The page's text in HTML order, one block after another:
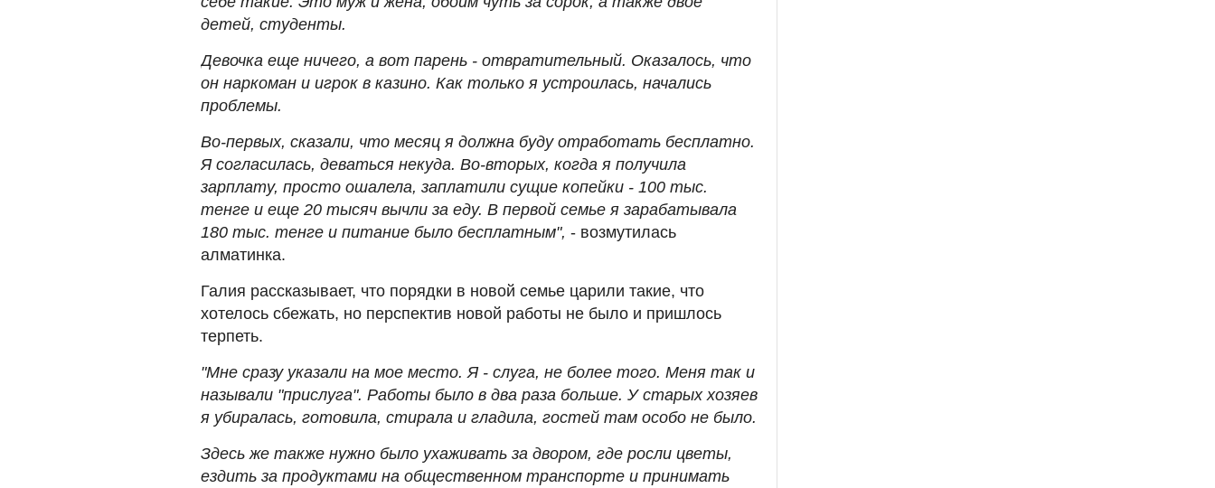
детей, студенты.
Девочка еще ничего, а вот парень - отвратительный. Оказалось, что
он наркоман и игрок в казино. Как только я устроилась, начались
проблемы.
Во-первых, сказали, что месяц я должна буду отработать бесплатно.
Я согласилась, деваться некуда. Во-вторых, когда я получила
зарплату, просто ошалела, заплатили сущие копейки - 100 тыс.
тенге и еще 20 тысяч вычли за еду. В первой семье я зарабатывала
180 тыс. тенге и питание было бесплатным", - возмутилась
алматинка.
Галия рассказывает, что порядки в новой семье царили такие, что
хотелось сбежать, но перспектив новой работы не было и пришлось
терпеть.
"Мне сразу указали на мое место. Я - слуга, не более того. Меня так и
называли "прислуга". Работы было в два раза больше. У старых хозяев
я убиралась, готовила, стирала и гладила, гостей там особо не было.
Здесь же также нужно было ухаживать за двором, где росли цветы,
ездить за продуктами на общественном транспорте и принимать